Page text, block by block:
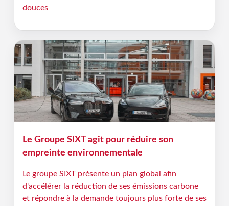
douces
Le Groupe SIXT agit pour réduire son
empreinte environnementale
Le groupe SIXT présente un plan global afin
d'accélérer la réduction de ses émissions carbone
et répondre à la demande toujours plus forte de ses